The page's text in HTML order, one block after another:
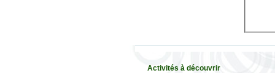
Activités à découvrir